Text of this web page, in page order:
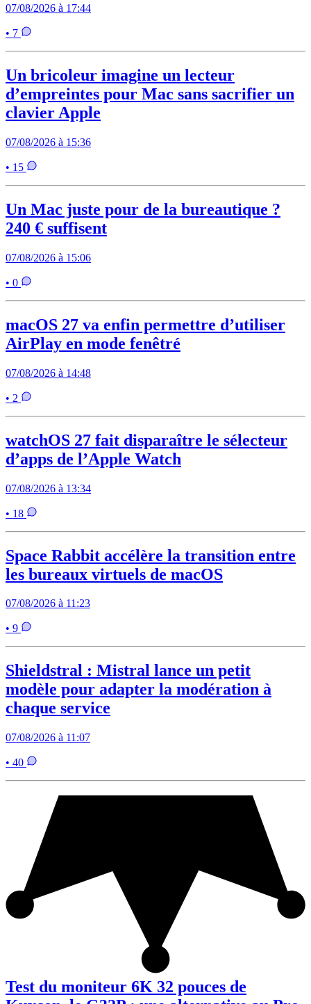
07/08/2026 à 17:44
• 7
Un bricoleur imagine un lecteur
d’empreintes pour Mac sans sacrifier un
clavier Apple
07/08/2026 à 15:36
• 15
Un Mac juste pour de la bureautique ?
240 € suffisent
07/08/2026 à 15:06
• 0
macOS 27 va enfin permettre d’utiliser
AirPlay en mode fenêtré
07/08/2026 à 14:48
• 2
watchOS 27 fait disparaître le sélecteur
d’apps de l’Apple Watch
07/08/2026 à 13:34
• 18
Space Rabbit accélère la transition entre
les bureaux virtuels de macOS
07/08/2026 à 11:23
• 9
Shieldstral : Mistral lance un petit
modèle pour adapter la modération à
chaque service
07/08/2026 à 11:07
• 40
Test du moniteur 6K 32 pouces de